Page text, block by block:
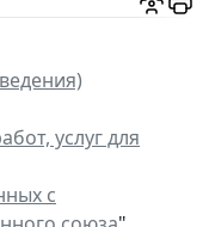
услуг для
с